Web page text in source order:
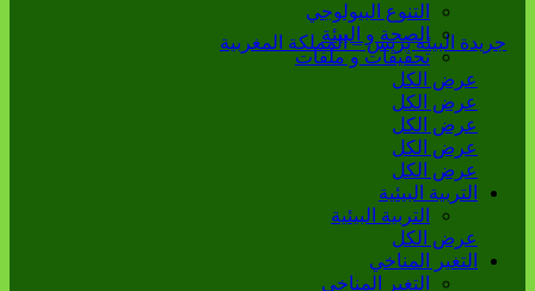
التنوع البيولوجي
الصحة و البيئة
تحقيقات و ملفات
عرض الكل
عرض الكل
عرض الكل
عرض الكل
عرض الكل
التربية البيئية
التربية البيئية
عرض الكل
التغير المناخي
التغير المناخي